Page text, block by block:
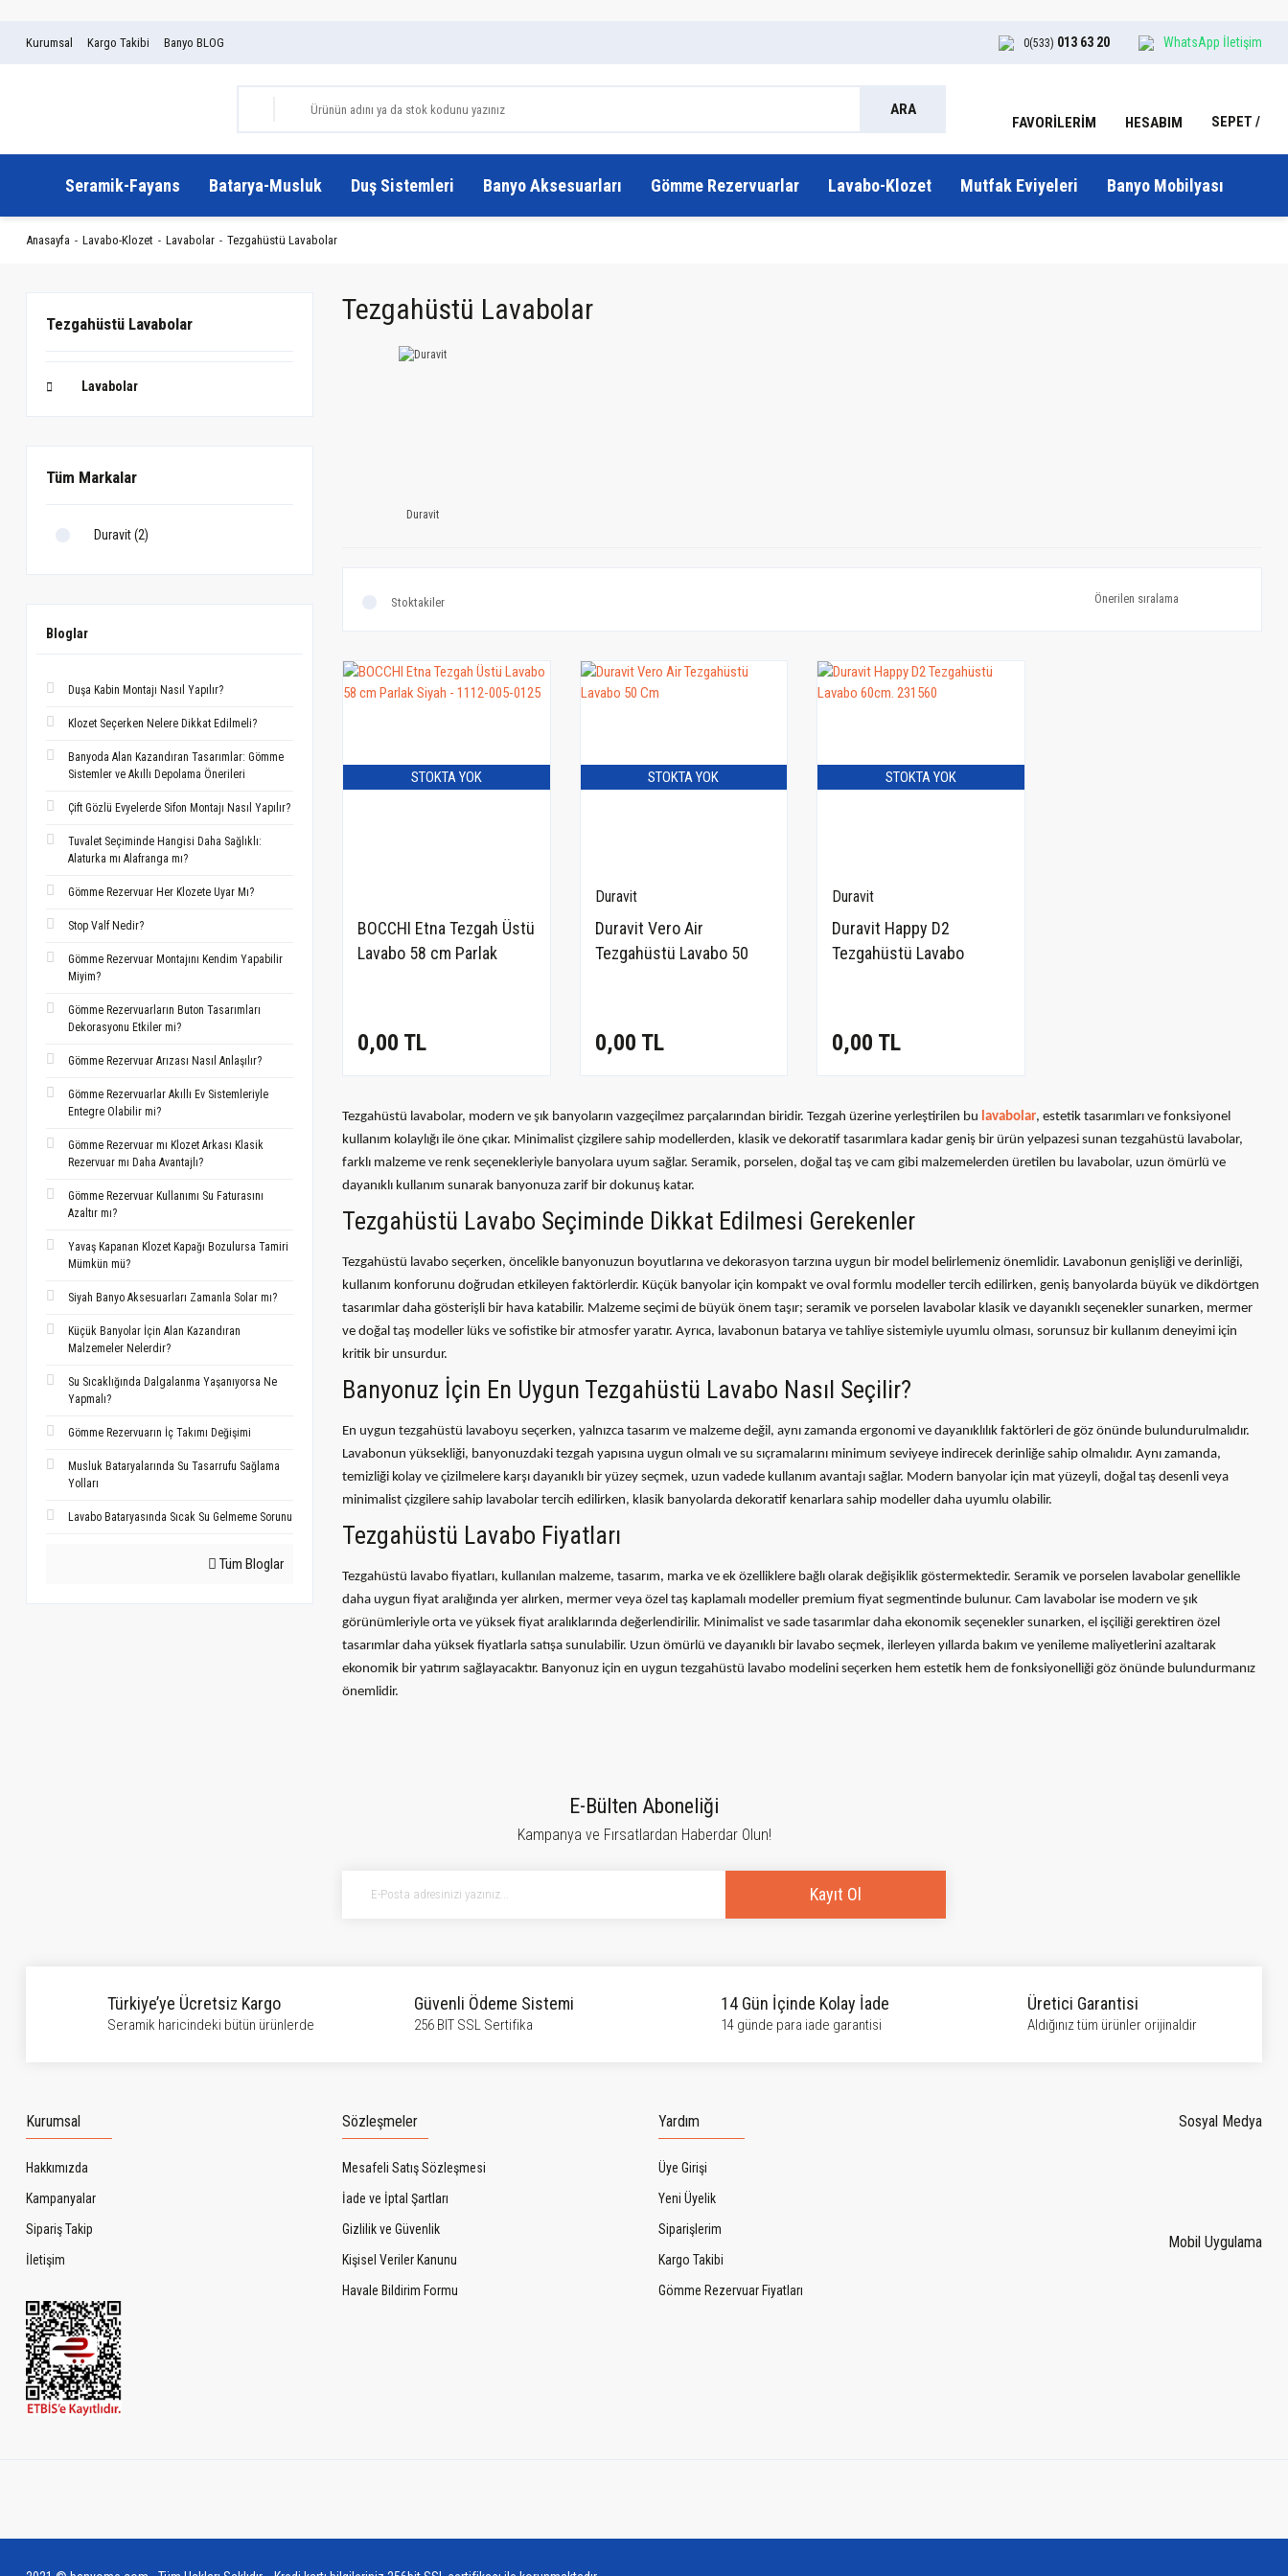
Kurumsal Kargo Takibi Banyo BLOG 0(533) 013 63 20 WhatsApp İletişim
ARA
FAVORİLERİM HESABIM SEPET
Seramik-Fayans Batarya-Musluk Duş Sistemleri Banyo Aksesuarları Gömme Rezervuarlar Lavabo-Klozet Mutfak Eviyeleri Banyo Mobilyası
Anasayfa Lavabo-Klozet Lavabolar Tezgahüstü Lavabolar
Tezgahüstü Lavabolar
Lavabolar
Tüm Markalar
Duravit (2)
Bloglar
Duşa Kabin Montajı Nasıl Yapılır?
Klozet Seçerken Nelere Dikkat Edilmeli?
Banyoda Alan Kazandıran Tasarımlar: Gömme
Sistemler ve Akıllı Depolama Önerileri
Çift Gözlü Evyelerde Sifon Montajı Nasıl Yapılır?
Tuvalet Seçiminde Hangisi Daha Sağlıklı:
Alaturka mı Alafranga mı?
Gömme Rezervuar Her Klozete Uyar Mı?
Stop Valf Nedir?
Gömme Rezervuar Montajını Kendim Yapabilir
Miyim?
Gömme Rezervuarların Buton Tasarımları
Dekorasyonu Etkiler mi?
Gömme Rezervuar Arızası Nasıl Anlaşılır?
Gömme Rezervuarlar Akıllı Ev Sistemleriyle
Entegre Olabilir mi?
Gömme Rezervuar mı Klozet Arkası Klasik
Rezervuar mı Daha Avantajlı?
Gömme Rezervuar Kullanımı Su Faturasını
Azaltır mı?
Yavaş Kapanan Klozet Kapağı Bozulursa Tamiri
Mümkün mü?
Siyah Banyo Aksesuarları Zamanla Solar mı?
Küçük Banyolar İçin Alan Kazandıran
Malzemeler Nelerdir?
Su Sıcaklığında Dalgalanma Yaşanıyorsa Ne
Yapmalı?
Gömme Rezervuarın İç Takımı Değişimi
Musluk Bataryalarında Su Tasarrufu Sağlama
Yolları
Lavabo Bataryasında Sıcak Su Gelmeme Sorunu
Tüm Bloglar
Tezgahüstü Lavabolar
Duravit
Stoktakiler
STOKTA YOK
BOCCHI Etna Tezgah Üstü
Lavabo 58 cm Parlak
0,00 TL
STOKTA YOK
Duravit
Duravit Vero Air
Tezgahüstü Lavabo 50
0,00 TL
STOKTA YOK
Duravit
Duravit Happy D2
Tezgahüstü Lavabo
0,00 TL
Tezgahüstü lavabolar, modern ve şık banyoların vazgeçilmez parçalarından biridir. Tezgah üzerine yerleştirilen bu lavabolar, estetik tasarımları ve fonksiyonel
kullanım kolaylığı ile öne çıkar. Minimalist çizgilere sahip modellerden, klasik ve dekoratif tasarımlara kadar geniş bir ürün yelpazesi sunan tezgahüstü lavabolar,
farklı malzeme ve renk seçenekleriyle banyolara uyum sağlar. Seramik, porselen, doğal taş ve cam gibi malzemelerden üretilen bu lavabolar, uzun ömürlü ve
dayanıklı kullanım sunarak banyonuza zarif bir dokunuş katar.
Tezgahüstü Lavabo Seçiminde Dikkat Edilmesi Gerekenler
Tezgahüstü lavabo seçerken, öncelikle banyonuzun boyutlarına ve dekorasyon tarzına uygun bir model belirlemeniz önemlidir. Lavabonun genişliği ve derinliği,
kullanım konforunu doğrudan etkileyen faktörlerdir. Küçük banyolar için kompakt ve oval formlu modeller tercih edilirken, geniş banyolarda büyük ve dikdörtgen
tasarımlar daha gösterişli bir hava katabilir. Malzeme seçimi de büyük önem taşır; seramik ve porselen lavabolar klasik ve dayanıklı seçenekler sunarken, mermer
ve doğal taş modeller lüks ve sofistike bir atmosfer yaratır. Ayrıca, lavabonun batarya ve tahliye sistemiyle uyumlu olması, sorunsuz bir kullanım deneyimi için
kritik bir unsurdur.
Banyonuz İçin En Uygun Tezgahüstü Lavabo Nasıl Seçilir?
En uygun tezgahüstü lavaboyu seçerken, yalnızca tasarım ve malzeme değil, aynı zamanda ergonomi ve dayanıklılık faktörleri de göz önünde bulundurulmalıdır.
Lavabonun yüksekliği, banyonuzdaki tezgah yapısına uygun olmalı ve su sıçramalarını minimum seviyeye indirecek derinliğe sahip olmalıdır. Aynı zamanda,
temizliği kolay ve çizilmelere karşı dayanıklı bir yüzey seçmek, uzun vadede kullanım avantajı sağlar. Modern banyolar için mat yüzeyli, doğal taş desenli veya
minimalist çizgilere sahip lavabolar tercih edilirken, klasik banyolarda dekoratif kenarlara sahip modeller daha uyumlu olabilir.
Tezgahüstü Lavabo Fiyatları
Tezgahüstü lavabo fiyatları, kullanılan malzeme, tasarım, marka ve ek özelliklere bağlı olarak değişiklik göstermektedir. Seramik ve porselen lavabolar genellikle
daha uygun fiyat aralığında yer alırken, mermer veya özel taş kaplamalı modeller premium fiyat segmentinde bulunur. Cam lavabolar ise modern ve şık
görünümleriyle orta ve yüksek fiyat aralıklarında değerlendirilir. Minimalist ve sade tasarımlar daha ekonomik seçenekler sunarken, el işçiliği gerektiren özel
tasarımlar daha yüksek fiyatlarla satışa sunulabilir. Uzun ömürlü ve dayanıklı bir lavabo seçmek, ilerleyen yıllarda bakım ve yenileme maliyetlerini azaltarak
ekonomik bir yatırım sağlayacaktır. Banyonuz için en uygun tezgahüstü lavabo modelini seçerken hem estetik hem de fonksiyonelliği göz önünde bulundurmanız
önemlidir.
E-Bülten Aboneliği
Kampanya ve Fırsatlardan Haberdar Olun!
Kayıt Ol
Türkiye’ye Ücretsiz Kargo
Seramik haricindeki bütün ürünlerde
Güvenli Ödeme Sistemi
256 BIT SSL Sertifika
14 Gün İçinde Kolay İade
14 günde para iade garantisi
Üretici Garantisi
Aldığınız tüm ürünler orijinaldir
Kurumsal
Hakkımızda
Kampanyalar
Sipariş Takip
İletişim
Sözleşmeler
Mesafeli Satış Sözleşmesi
İade ve İptal Şartları
Gizlilik ve Güvenlik
Kişisel Veriler Kanunu
Havale Bildirim Formu
Yardım
Üye Girişi
Yeni Üyelik
Siparişlerim
Kargo Takibi
Gömme Rezervuar Fiyatları
Sosyal Medya
Mobil Uygulama